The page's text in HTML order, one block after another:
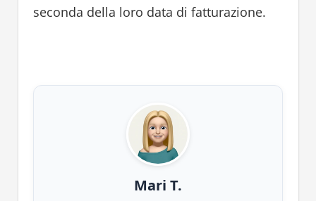
seconda della loro data di fatturazione.
Mari T.